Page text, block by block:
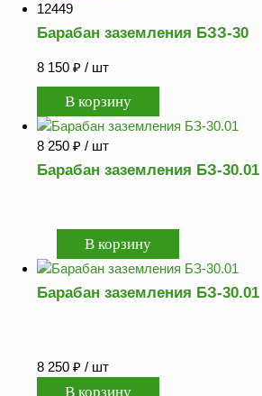
12449
Барабан заземления БЗЗ-30
8 150 ₽ / шт
8 250 ₽ / шт
Барабан заземления БЗ-30.01
Барабан заземления БЗ-30.01
8 250 ₽ / шт